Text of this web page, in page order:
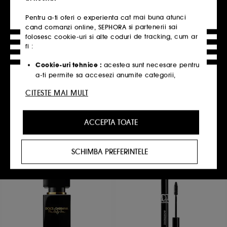
TOO FACED
Hangover 3-in-1 Setting
Spray
Bază și spray de fixare 3 in 1
1531
206,00 Lei
171,67 Lei /100ml
Adauga in cos
Double Wear 24H Stay in
Place Lip Liner
Creion de buze
Adauga in cos
Pentru a-ti oferi o experienta cat mai buna atunci
cand comanzi online, SEPHORA si partenerii sai
folosesc cookie-uri si alte coduri de tracking, cum ar
fi :
Cookie-uri tehnice : acestea sunt necesare pentru
a-ti permite sa accesezi anumite categorii,
ului. Acestea sunt esentiale pentru operarea
Cookie-urile de personalizare :ne permit sa iti
oferim o experienta personalizata, prin
recomandarea de produse, servicii si continut
care ti se potriveste cel mai bine, cat si sa iti
oerim oferte promotionale special create profilului
tau.
Cookie-urile publicitate si de retele de socializare
acestea sunt folosite pentru a-ti oferi continut
care ar putea sa-ti placa, prin reclame, inclusiv pe
site-urile partenere si retelele de socializare, in
ACCEPTA TOATE
SCHIMBA PREFERINTELE
CITESTE MAI MULT